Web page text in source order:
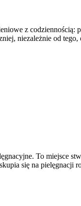
z codziennością:
niezależnie od tego,
To miejsce
się na